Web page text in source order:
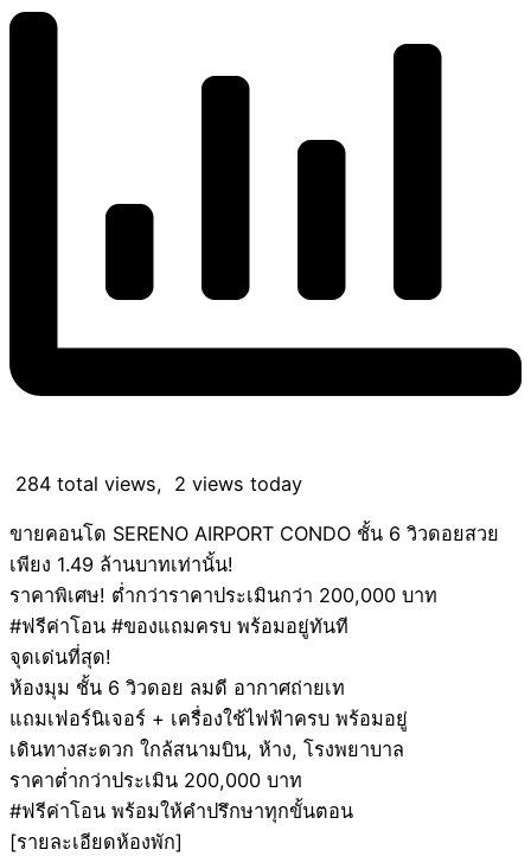
284 total views, 2 views today
ขายคอนโด SERENO AIRPORT CONDO ชั้น 6 วิวดอยสวย
เพียง 1.49 ล้านบาทเท่านั้น!
ราคาพิเศษ! ต่ำกว่าราคาประเมินกว่า 200,000 บาท
#ฟรีค่าโอน #ของแถมครบ พร้อมอยู่ทันที
จุดเด่นที่สุด!
ห้องมุม ชั้น 6 วิวดอย ลมดี อากาศถ่ายเท
แถมเฟอร์นิเจอร์ + เครื่องใช้ไฟฟ้าครบ พร้อมอยู่
เดินทางสะดวก ใกล้สนามบิน, ห้าง, โรงพยาบาล
ราคาต่ำกว่าประเมิน 200,000 บาท
#ฟรีค่าโอน พร้อมให้คำปรึกษาทุกขั้นตอน
[รายละเอียดห้องพัก]